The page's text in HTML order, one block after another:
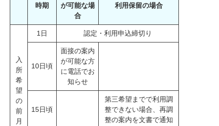
時期
が可能な場
合
利用保留の場合
入
所
希
望
の
前
月
1日 認定・利用申込締切り
10日頃
面接の案内
が可能な方
に電話でお
知らせ
15日頃
第三希望までで利用調
整できない場合、再調
整の案内を文書で通知